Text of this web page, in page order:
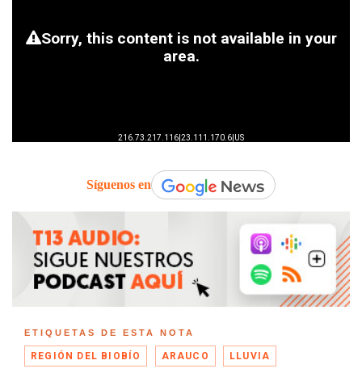
Síguenos en
ETIQUETAS DE ESTA NOTA
REGIÓN DEL BIOBÍO ARAUCO LLUVIA